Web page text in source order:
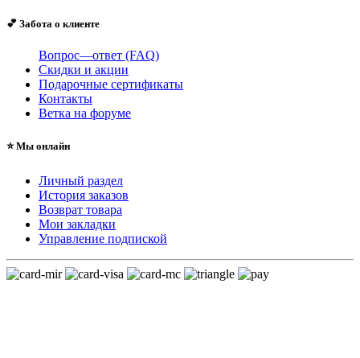
💕 Забота о клиенте
Вопрос—ответ (FAQ)
Скидки и акции
Подарочные сертификаты
Контакты
Ветка на форуме
⭐ Мы онлайн
Личный раздел
История заказов
Возврат товара
Мои закладки
Управление подпиской